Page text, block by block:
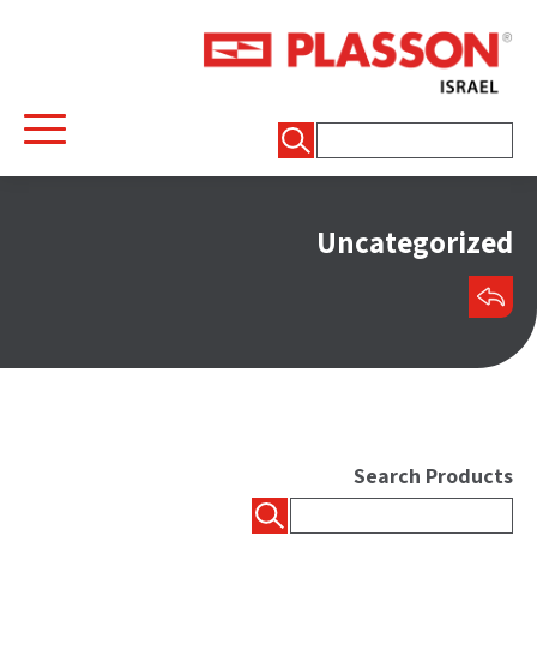
Uncategorized
Search Products